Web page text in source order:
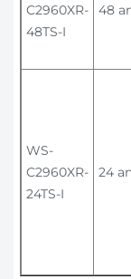
C2960XR-
48TS-I
48
WS-
C2960XR-
24TS-I
24